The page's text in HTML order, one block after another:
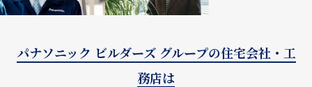
パナソニック ビルダーズ グループの住宅会社・工
務店は